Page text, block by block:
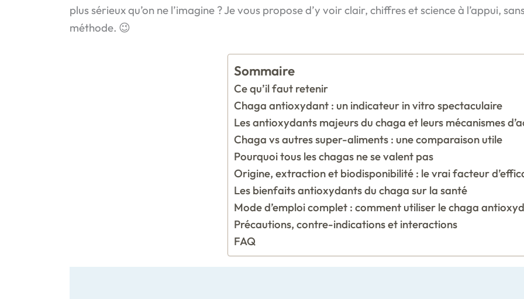
plus sérieux qu’on ne l’imagine ? Je vous propose d’y voir clair, chiffres et science à l’appui,
méthode. 😉
Sommaire
Ce qu’il faut retenir
Chaga antioxydant : un indicateur in vitro spectaculaire
Les antioxydants majeurs du chaga et leurs mécanismes
Chaga vs autres super-aliments : une comparaison utile
Pourquoi tous les chagas ne se valent pas
Origine, extraction et biodisponibilité : le vrai facteur
Les bienfaits antioxydants du chaga sur la santé
Mode d’emploi complet : comment utiliser le chaga
Précautions, contre-indications et interactions
FAQ